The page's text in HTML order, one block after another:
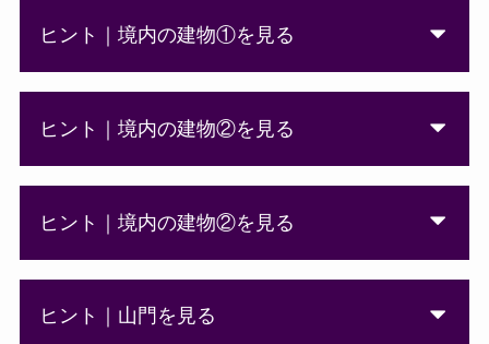
ヒント｜境内の建物①を見る
ヒント｜境内の建物②を見る
ヒント｜境内の建物②を見る
ヒント｜山門を見る